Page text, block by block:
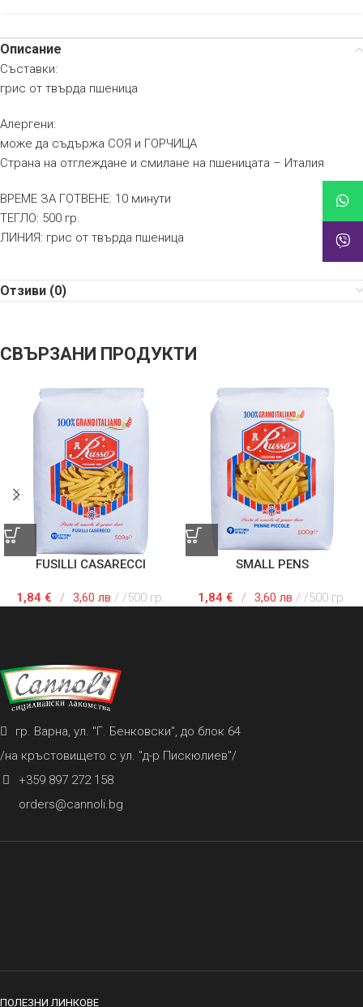
Описание
Съставки:
грис от твърда пшеница
Алергени:
може да съдържа СОЯ и ГОРЧИЦА
Страна на отглеждане и смилане на пшеницата – Италия
ВРЕМЕ ЗА ГОТВЕНЕ: 10 минути
ТЕГЛО: 500 гр.
ЛИНИЯ: грис от твърда пшеница
Отзиви (0)
СВЪРЗАНИ ПРОДУКТИ
FUSILLI CASARECCI
1,84 € / 3,60 лв /500 гр.
SMALL PENS
1,84 € / 3,60 лв /500 гр.
гр. Варна, ул. "Г. Бенковски", до блок 64
/на кръстовището с ул. "д-р Пискюлиев"/
+359 897 272 158
orders@cannoli.bg
ПОЛЕЗНИ ЛИНКОВЕ